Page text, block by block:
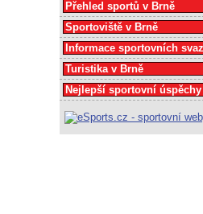
Přehled sportů v Brně
Sportoviště v Brně
Informace sportovních
Turistika v Brně
Nejlepší sportovní úspěchy